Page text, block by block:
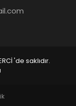
'de saklıdır.